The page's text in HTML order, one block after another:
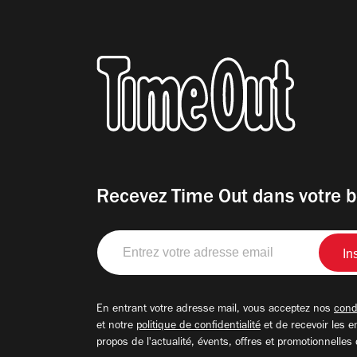
Recevez Time Out dans votre
Entrez
votre
adresse
En entrant votre adresse mail, vous acceptez nos
et notre politique de confidentialité et de recevoir les
propos de l'actualité, évents, offres et promotionnelles